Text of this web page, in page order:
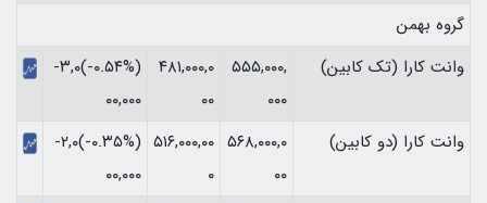
گروه بهمن
وانت کارا (تک کابین)
۵۵۵,۰۰۰,
۰۰۰
۴۸۱,۰۰۰,۰
۰۰
(‎-۰.۵۴%‏)‎-۳,۰
۰۰,۰۰۰‏
وانت کارا (دو کابین)
۵۶۸,۰۰۰,۰
۰۰
۵۱۶,۰۰۰,۰۰
۰
(‎-۰.۳۵%‏)‎-۲,۰
۰۰,۰۰۰‏